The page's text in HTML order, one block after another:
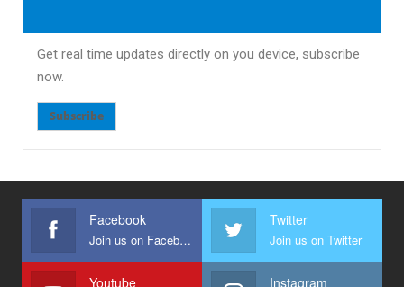
Get real time updates directly on you device, subscribe
now.
Subscribe
Facebook
Join us on Facebook
Twitter
Join us on Twitter
Youtube Instagram